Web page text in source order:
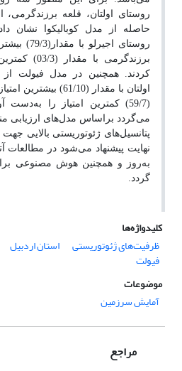
روستای اولتان، قلعه برزندگرمی،
حاصله از مدل کوبالیکوا نشان
روستای
برزندگرمی
کردند. همچنین در مدل فیولت
اولتان با مقدار (61/10)
(59/7) کمترین امتیاز را به‌دست
می‌گردد براساس مدل‌های ارزیابی
پتانسیل‌های ژئوتوریستی بالایی
نهایت پیشنهاد می‌شود در مطالعات
به‌روز و همچنین هوش مصنوعی
گردد.
کلیدواژه‌ها
ظرفیت‌های ژئوتوریستی
استان اردبیل
فیولت
موضوعات
آمایش سرزمین
مراجع